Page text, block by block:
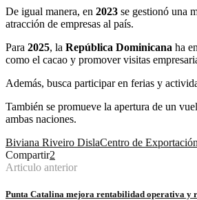
De igual manera, en 2023 se gestionó una
atracción de empresas al país.
Para 2025, la República Dominicana ha
como el cacao y promover visitas
Además, busca participar en ferias y
También se promueve la apertura de un
ambas naciones.
Biviana Riveiro DislaCentro de
Compartir2
Articulo anterior
Punta Catalina mejora rentabilidad operativa y